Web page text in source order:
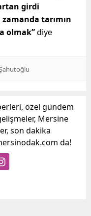
girdi
tarımın
olmak”diye
özel gündem
Mersine
son dakika
da!